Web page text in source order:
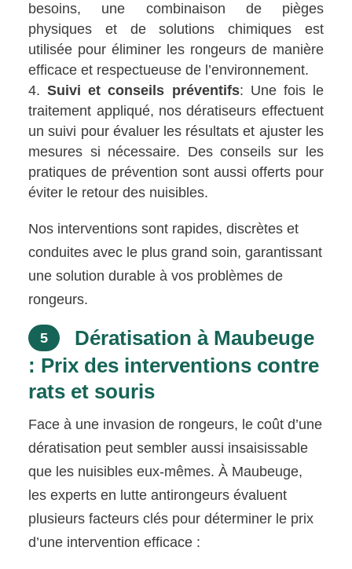
besoins, une combinaison de pièges
physiques et de solutions chimiques est
utilisée pour éliminer les rongeurs de manière
efficace et respectueuse de l’environnement.
Suivi et conseils préventifs: Une fois le
traitement appliqué, nos dératiseurs effectuent
un suivi pour évaluer les résultats et ajuster les
mesures si nécessaire. Des conseils sur les
pratiques de prévention sont aussi offerts pour
éviter le retour des nuisibles.
Nos interventions sont rapides, discrètes et
conduites avec le plus grand soin, garantissant
une solution durable à vos problèmes de
rongeurs.
5
Dératisation à Maubeuge
: Prix des interventions contre
rats et souris
Face à une invasion de rongeurs, le coût d’une
dératisation peut sembler aussi insaisissable
que les nuisibles eux-mêmes. À Maubeuge,
les experts en lutte antirongeurs évaluent
plusieurs facteurs clés pour déterminer le prix
d’une intervention efficace :